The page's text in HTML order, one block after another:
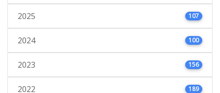
2025 107
2024 100
2023 156
2022 189